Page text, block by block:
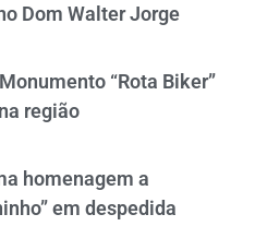
Dom Walter Jorge
“Rota Biker”
região
homenagem a
em despedida